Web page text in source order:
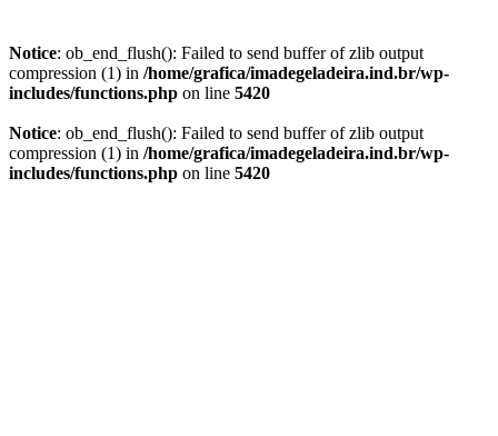
Notice: ob_end_flush(): Failed to send buffer of zlib output
compression (1) in /home/grafica/imadegeladeira.ind.br/wp-
includes/functions.php on line 5420
Notice: ob_end_flush(): Failed to send buffer of zlib output
compression (1) in /home/grafica/imadegeladeira.ind.br/wp-
includes/functions.php on line 5420